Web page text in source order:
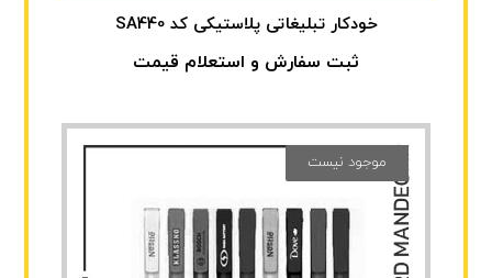
خودکار تبلیغاتی پلاستیکی کد SA440
ثبت سفارش و استعلام قیمت
موجود نیست